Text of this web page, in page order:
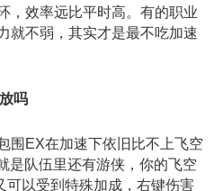
，效率远比平时高。有的职业
就不弱，其实才是最不吃加速
吗
EX在加速下依旧比不上飞空
是队伍里还有游侠，你的飞空
可以受到特殊加成，右键伤害